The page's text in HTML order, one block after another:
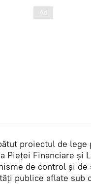
proiectul de
Pieței Financiare și
de control și de
publice aflate sub